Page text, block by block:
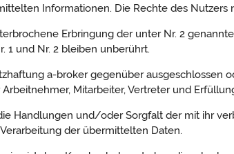
Informationen. Die Rechte des Nutzers
Erbringung der unter Nr. 2
1 und Nr. 2 bleiben unberührt.
a-broker gegenüber ausgeschlossen
Mitarbeiter, Vertreter und
Handlungen und/oder Sorgfalt der mit ihr
der übermittelten Daten.